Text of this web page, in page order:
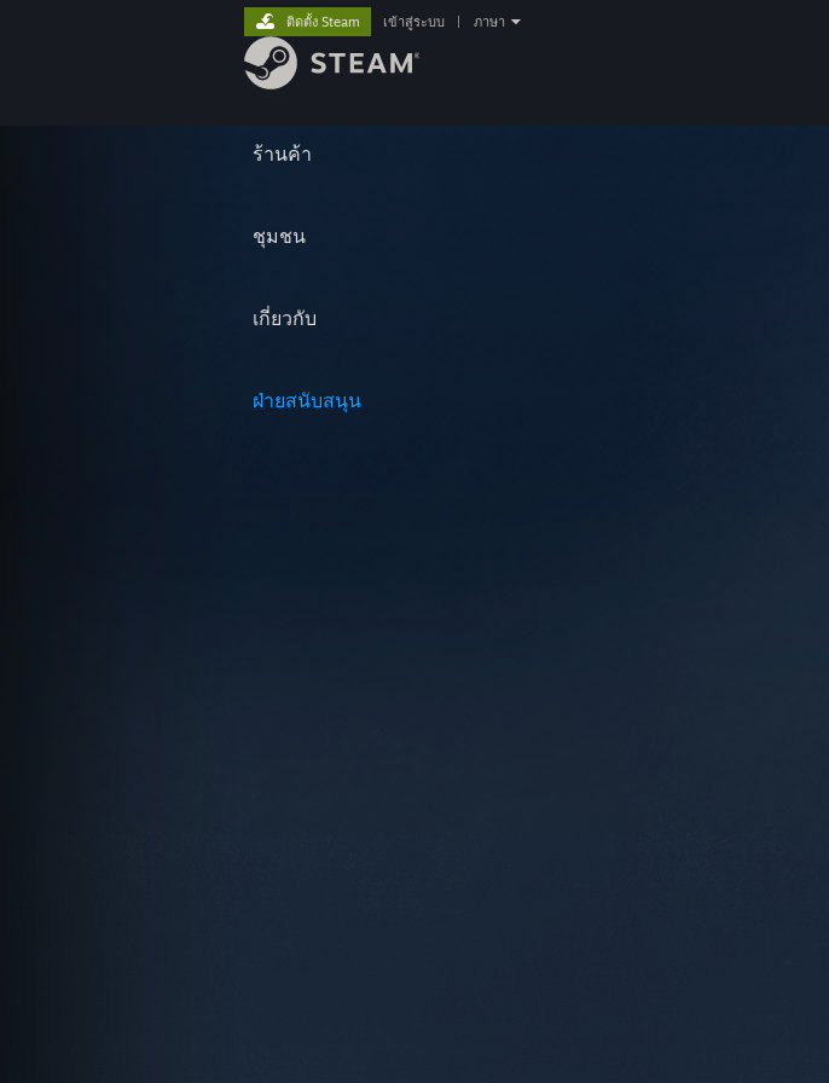
ร้านค้า
ชุมชน
เกี่ยวกับ
ฝ่ายสนับสนุน
ติดตั้ง Steam เข้าสู่ระบบ ภาษา